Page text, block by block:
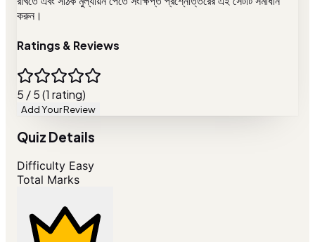
করুন।
Ratings & Reviews
5 / 5 (1 rating)
Add Your Review
Quiz Details
Difficulty Easy
Total Marks